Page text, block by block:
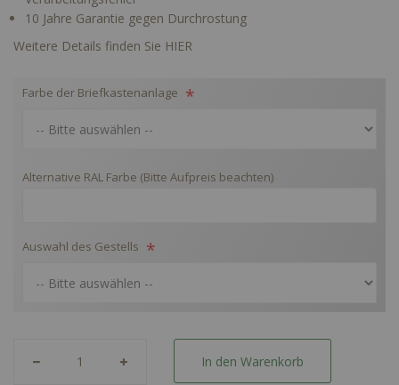
10 Jahre Garantie gegen Durchrostung
Weitere Details finden Sie HIER
Farbe der Briefkastenanlage
Alternative RAL Farbe (Bitte Aufpreis beachten)
Auswahl des Gestells
In den Warenkorb